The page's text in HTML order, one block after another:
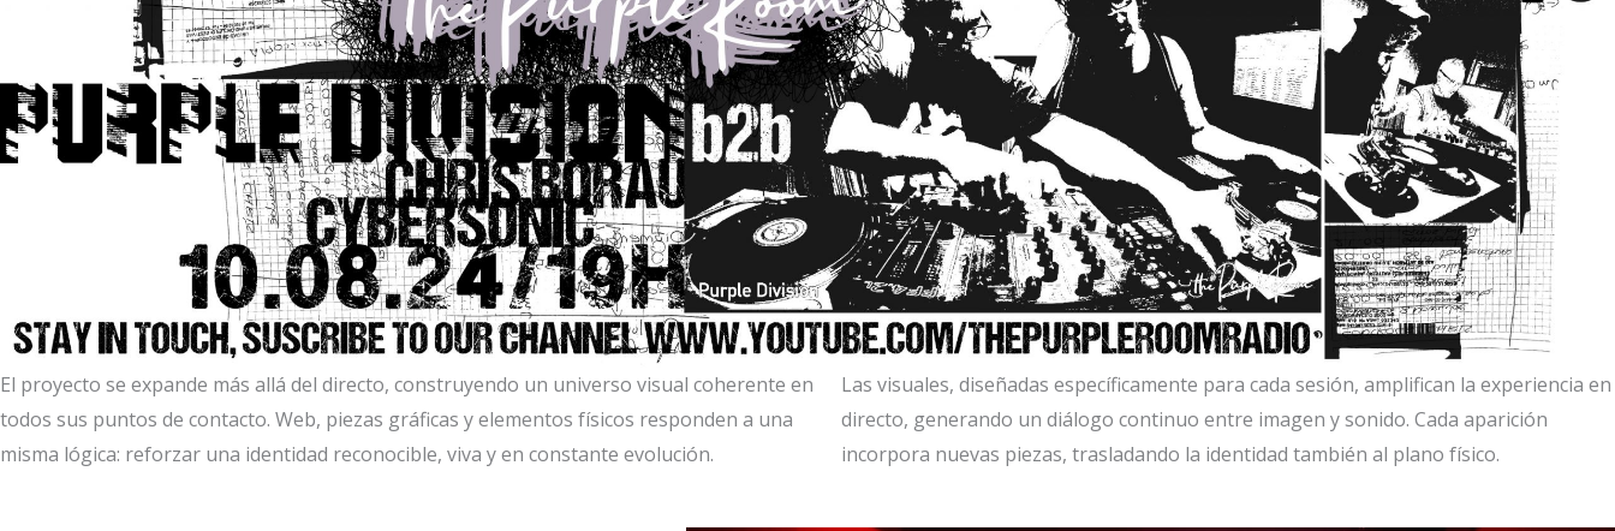
El proyecto se expande más allá del directo, construyendo un universo visual coherente en
todos sus puntos de contacto. Web, piezas gráficas y elementos físicos responden a una
misma lógica: reforzar una identidad reconocible, viva y en constante evolución.
Las visuales, diseñadas específicamente para cada sesión, amplifican la experiencia en
directo, generando un diálogo continuo entre imagen y sonido. Cada aparición
incorpora nuevas piezas, trasladando la identidad también al plano físico.